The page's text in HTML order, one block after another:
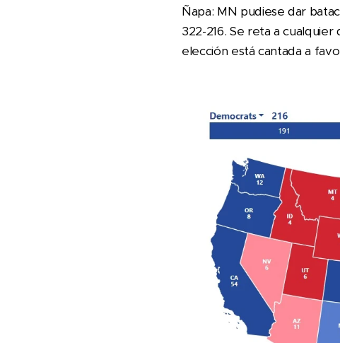
Ñapa: MN pudiese dar
322-216. Se reta a
elección está cantada a